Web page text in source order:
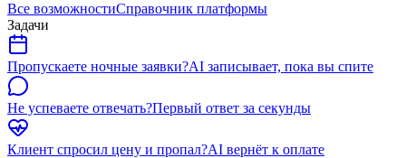
Все возможностиСправочник платформы
Задачи
Пропускаете ночные заявки?AI записывает, пока вы спите
Не успеваете отвечать?Первый ответ за секунды
Клиент спросил цену и пропал?AI вернёт к оплате